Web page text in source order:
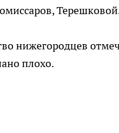
нижегородцев
плохо.